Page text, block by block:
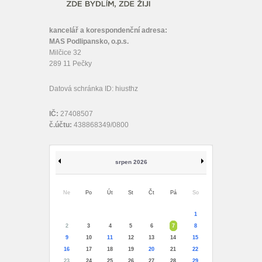
kancelář a korespondenční adresa:
MAS Podlipansko, o.p.s.
Milčice 32
289 11 Pečky
Datová schránka ID: hiusthz
IČ: 27408507
č.účtu: 438868349/0800
srpen 2026
Ne Po Út St Čt Pá So
1
2
3 4 5 6 7
8
9
10 11 12 13 14
15
16
17 18 19 20 21
22
23
24 25 26 27 28
29